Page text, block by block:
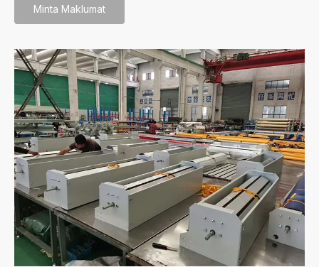
Minta Maklumat